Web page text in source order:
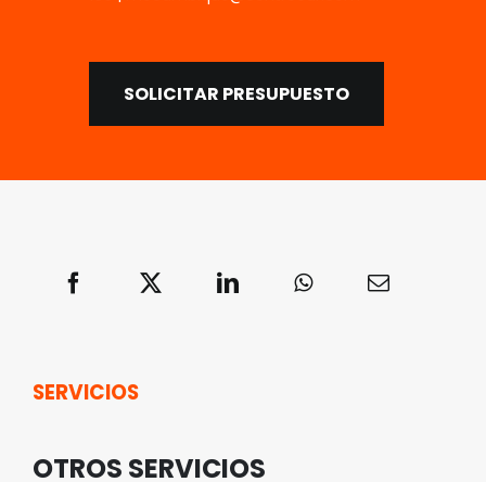
SOLICITAR PRESUPUESTO
SERVICIOS
OTROS SERVICIOS